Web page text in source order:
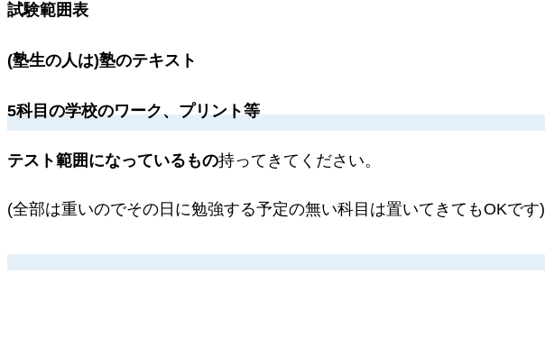
試験範囲表
(塾生の人は)塾のテキスト
5科目の学校のワーク、プリント等
テスト範囲になっているもの持ってきてください。
(全部は重いのでその日に勉強する予定の無い科目は置いてきてもOKです)